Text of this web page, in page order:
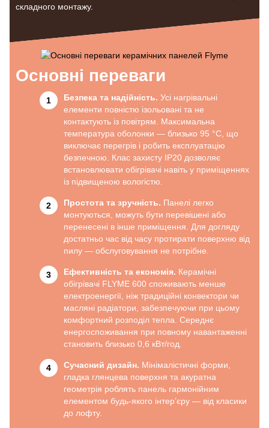
складного монтажу.
Основні переваги
Безпека та надійність. Усі нагрівальні
елементи повністю ізольовані та не
контактують із повітрям. Максимальна
температура оболонки — близько 95 °C, що
виключає перегрів і робить експлуатацію
безпечною. Клас захисту IP20 дозволяє
встановлювати обігрівачі навіть у приміщеннях
із підвищеною вологістю.
Простота та зручність. Панелі легко
монтуються, можуть бути перевішені або
перенесені в інше приміщення. Для догляду
достатньо час від часу протирати поверхню від
пилу — обслуговування не потрібне.
Ефективність та економія. Керамічні
обігрівачі FLYME 600 споживають менше
електроенергії, ніж традиційні конвектори чи
масляні радіатори, забезпечуючи при цьому
комфортний розподіл тепла. Середнє
енергоспоживання при повному навантаженні
становить близько 0,6 кВт/год.
Сучасний дизайн. Мінімалістичні форми,
гладка глянцева поверхня та акуратна
геометрія роблять панель гармонійним
елементом будь-якого інтер’єру — від класики
до лофту.